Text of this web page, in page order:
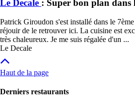
Le Decale : Super bon plan dans
Patrick Giroudon s'est installé dans le
réjouir de le retrouver ici. La cuisine est
très chaleureux. Je me suis régalée d'un ...
Le Decale
Haut de la page
Derniers restaurants